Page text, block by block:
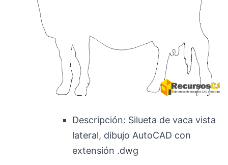
Descripción: Silueta de vaca vista
lateral, dibujo AutoCAD con
extensión .dwg